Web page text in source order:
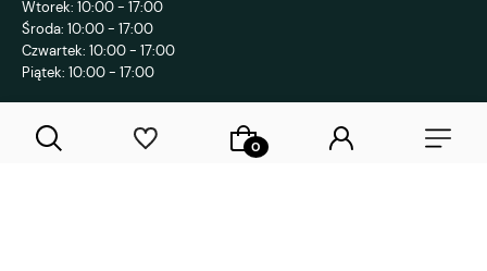
Wtorek: 10:00 - 17:00
Środa: 10:00 - 17:00
Czwartek: 10:00 - 17:00
Piątek: 10:00 - 17:00
+48 792 802 839